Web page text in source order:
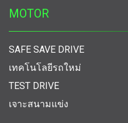
MOTOR
SAFE SAVE DRIVE
เทคโนโลยีรถใหม่
TEST DRIVE
เจาะสนามแข่ง